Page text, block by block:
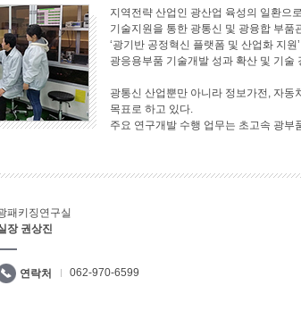
지역전략 산업인 광산업 육성의 일환으
기술지원을 통한 광통신 및 광융합 부품
‘광기반 공정혁신 플랫폼 및 산업화 지
광응용부품 기술개발 성과 확산 및 기술
광통신 산업뿐만 아니라 정보가전, 자동
목표로 하고 있다.
주요 연구개발 수행 업무는 초고속 광
패키징연구실
장 권상진
연락처 062-970-6599